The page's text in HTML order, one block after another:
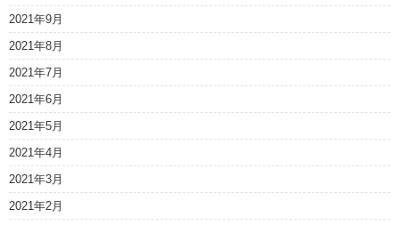
2021年9月
2021年8月
2021年7月
2021年6月
2021年5月
2021年4月
2021年3月
2021年2月